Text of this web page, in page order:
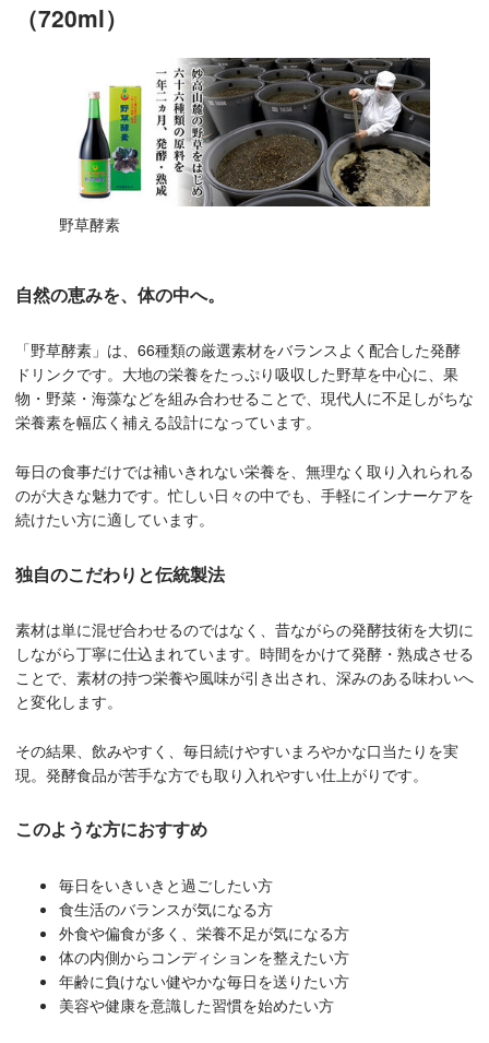
（720ml）
野草酵素
自然の恵みを、体の中へ。
「野草酵素」は、66種類の厳選素材をバランスよく配合した発酵
ドリンクです。大地の栄養をたっぷり吸収した野草を中心に、果
物・野菜・海藻などを組み合わせることで、現代人に不足しがちな
栄養素を幅広く補える設計になっています。
毎日の食事だけでは補いきれない栄養を、無理なく取り入れられる
のが大きな魅力です。忙しい日々の中でも、手軽にインナーケアを
続けたい方に適しています。
独自のこだわりと伝統製法
素材は単に混ぜ合わせるのではなく、昔ながらの発酵技術を大切に
しながら丁寧に仕込まれています。時間をかけて発酵・熟成させる
ことで、素材の持つ栄養や風味が引き出され、深みのある味わいへ
と変化します。
その結果、飲みやすく、毎日続けやすいまろやかな口当たりを実
現。発酵食品が苦手な方でも取り入れやすい仕上がりです。
このような方におすすめ
毎日をいきいきと過ごしたい方
食生活のバランスが気になる方
外食や偏食が多く、栄養不足が気になる方
体の内側からコンディションを整えたい方
年齢に負けない健やかな毎日を送りたい方
美容や健康を意識した習慣を始めたい方